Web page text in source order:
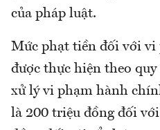
của pháp luật.
Mức phạt tiền đối với
được thực hiện theo
xử lý vi phạm hành
là 200 triệu đồng đối